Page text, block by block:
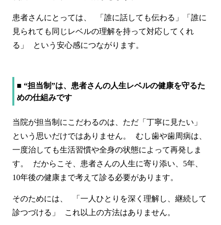
患者さんにとっては、 「誰に話しても伝わる」「誰に
見られても同じレベルの理解を持って対応してくれ
る」 という安心感につながります。
■ “担当制”は、患者さんの人生レベルの健康を守るた
めの仕組みです
当院が担当制にこだわるのは、ただ「丁寧に見たい」
という思いだけではありません。 むし歯や歯周病は、
一度治しても生活習慣や全身の状態によって再発しま
す。 だからこそ、患者さんの人生に寄り添い、5年、
10年後の健康まで考えて診る必要があります。
そのためには、 「一人ひとりを深く理解し、継続して
診つづける」 これ以上の方法はありません。